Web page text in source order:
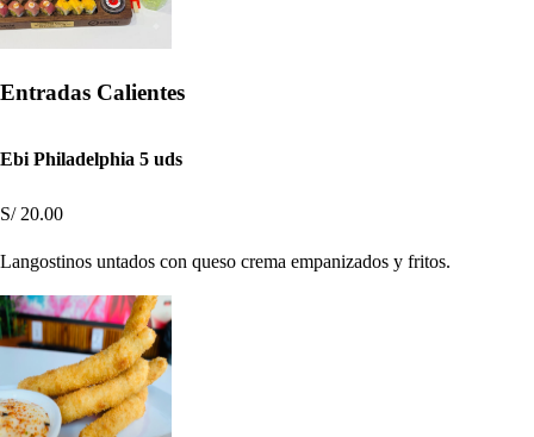
Entradas Calientes
Ebi Philadelphia 5 uds
S/ 20.00
Langostinos untados con queso crema empanizados y fritos.